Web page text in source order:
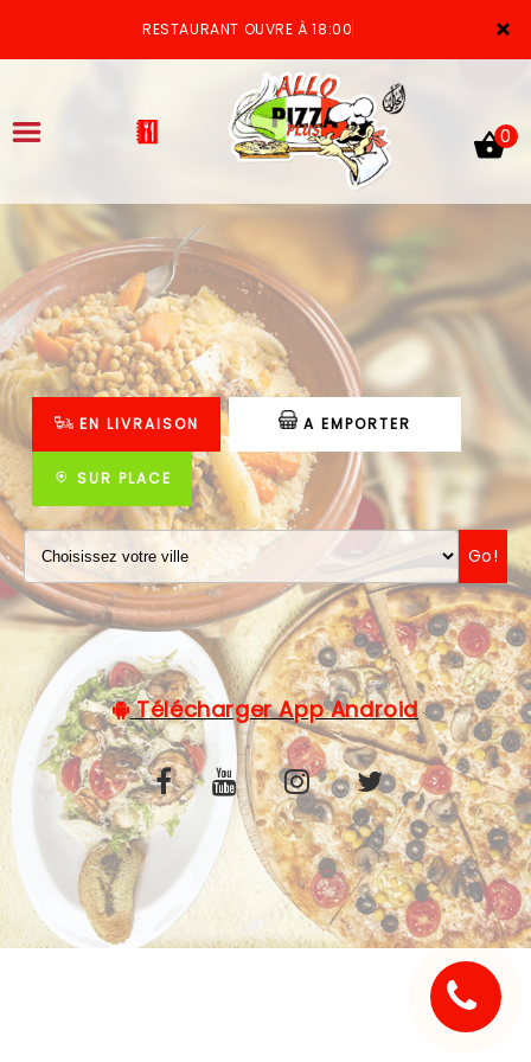
×
RESTAURANT OUVRE À 18:00
ACCUEIL
LA CARTE
VOTRE COMPTE
NOTRE RESTAURANT
VOS AVIS
MENTIONS LÉGALES
0
EN LIVRAISON A EMPORTER
SUR PLACE
Go!
Télécharger App Android